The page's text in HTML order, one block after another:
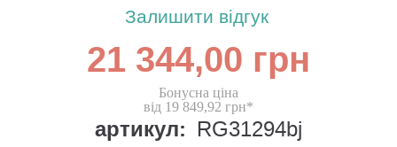
Залишити відгук
21 344,00 грн
Бонусна ціна
від 19 849,92 грн*
артикул: RG31294bj